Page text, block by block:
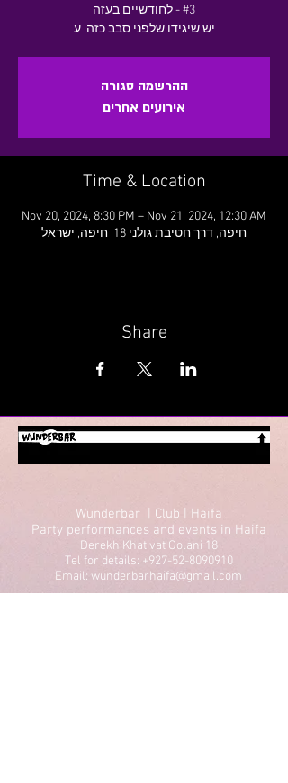
#3 - לחודשיים בעזה
יש שיגידו שלפני סבב כזה, ע
ההרשמה סגורה
אירועים אחרים
Time & Location
Nov 20, 2024, 8:30 PM – Nov 21, 2024, 12:30 AM
חיפה, דרך חטיבת גולני 18, חיפה, ישראל
Share
Wunderbar | Club | Haifa
Party performances and events in Haifa
Derekh Khativat Golani 18
Tel for details: +927-52-8090910
Email: wunderbarhaifa@gmail.com